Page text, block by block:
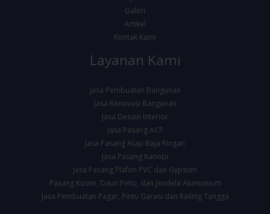
Galeri
Artikel
Kontak Kami
Layanan Kami
Jasa Pembuatan Bangunan
Jasa Renovasi Bangunan
Jasa Desain Interior
Jasa Pasang ACP
Jasa Pasang Atap Baja Ringan
Jasa Pasang Kanopi
Jasa Pasang Plafon PVC dan Gypsum
Pasang Kusen, Daun Pintu, dan Jendela Alumunium
Jasa Pembuatan Pagar, Pintu Garasi dan Railing Tangga